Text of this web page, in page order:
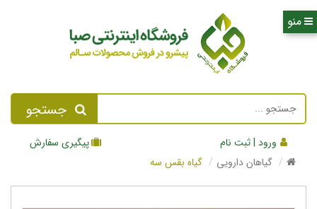
جستجو
ورود | ثبت نام
پیگیری سفارش
گیاهان دارویی
گیاه بقس سه